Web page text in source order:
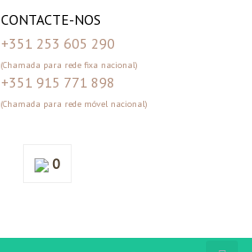
CONTACTE-NOS
+351 253 605 290
(Chamada para rede fixa nacional)
+351 915 771 898
(Chamada para rede móvel nacional)
0